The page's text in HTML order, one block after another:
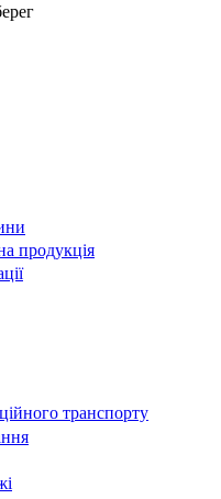
продукція
транспорту